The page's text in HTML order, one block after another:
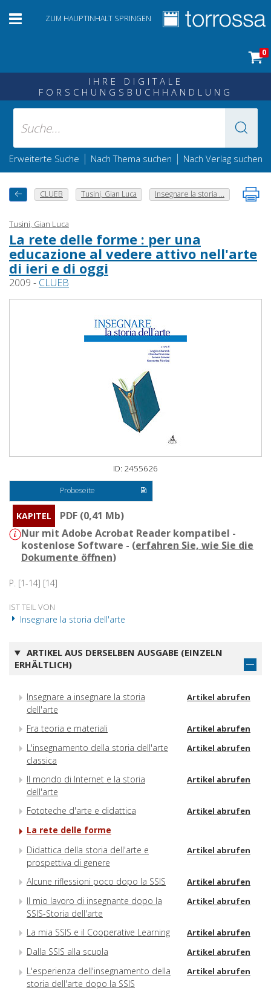
ZUM HAUPTINHALT SPRINGEN
0
IHRE DIGITALE
FORSCHUNGSBUCHHANDLUNG
Erweiterte Suche | Nach Thema suchen | Nach Verlag suchen
CLUEB Tusini, Gian Luca Insegnare la storia ...
Tusini, Gian Luca
La rete delle forme : per una
educazione al vedere attivo nell'arte
di ieri e di oggi
2009 - CLUEB
ID: 2455626
Probeseite
KAPITEL
PDF (0,41 Mb)
Nur mit Adobe Acrobat Reader kompatibel -
kostenlose Software - (erfahren Sie, wie Sie die
Dokumente öffnen)
P. [1-14] [14]
IST TEIL VON
Insegnare la storia dell'arte
ARTIKEL AUS DERSELBEN AUSGABE (EINZELN
ERHÄLTLICH)
Insegnare a insegnare la storia
dell'arte
Artikel abrufen
Fra teoria e materiali Artikel abrufen
L'insegnamento della storia dell'arte
classica
Artikel abrufen
Il mondo di Internet e la storia
dell'arte
Artikel abrufen
Fototeche d'arte e didattica Artikel abrufen
La rete delle forme
Didattica della storia dell'arte e
prospettiva di genere
Artikel abrufen
Alcune riflessioni poco dopo la SSIS Artikel abrufen
Il mio lavoro di insegnante dopo la
SSIS-Storia dell'arte
Artikel abrufen
La mia SSIS e il Cooperative Learning Artikel abrufen
Dalla SSIS alla scuola Artikel abrufen
L'esperienza dell'insegnamento della
storia dell'arte dopo la SSIS
Artikel abrufen